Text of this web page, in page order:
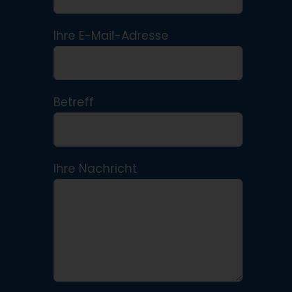
Ihre E-Mail-Adresse
Betreff
Ihre Nachricht